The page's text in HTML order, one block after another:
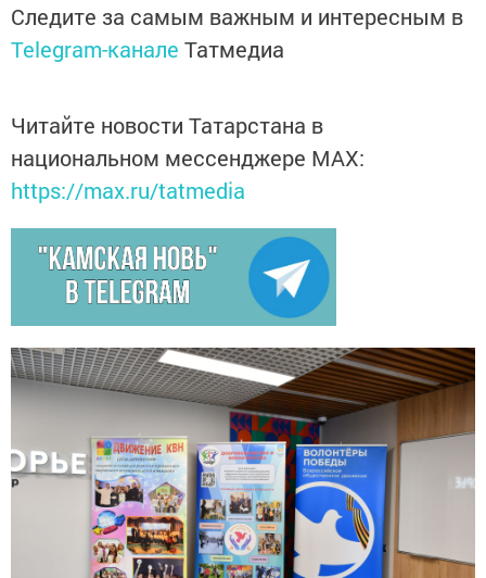
Следите за самым важным и интересным в
Telegram-канале Татмедиа
Читайте новости Татарстана в
национальном мессенджере MАХ:
https://max.ru/tatmedia